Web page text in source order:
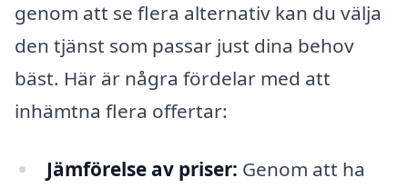
genom att se flera alternativ kan du välja
den tjänst som passar just dina behov
bäst. Här är några fördelar med att
inhämtna flera offertar:
Jämförelse av priser: Genom att ha